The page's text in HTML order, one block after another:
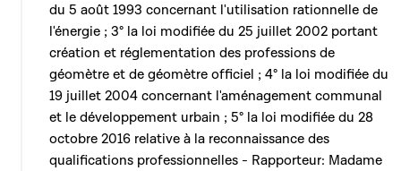
du 5 août 1993 concernant l'utilisation rationnelle de
l'énergie ; 3° la loi modifiée du 25 juillet 2002 portant
création et réglementation des professions de
géomètre et de géomètre officiel ; 4° la loi modifiée du
19 juillet 2004 concernant l'aménagement communal
et le développement urbain ; 5° la loi modifiée du 28
octobre 2016 relative à la reconnaissance des
qualifications professionnelles - Rapporteur: Madame